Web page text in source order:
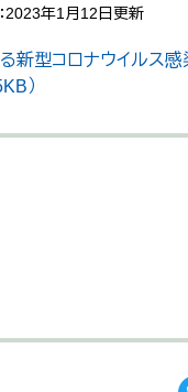
2023年1月12日更新
新型コロナウイルス
）